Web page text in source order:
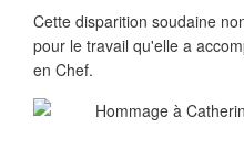
Cette disparition soudaine
pour le travail qu'elle a
en Chef.